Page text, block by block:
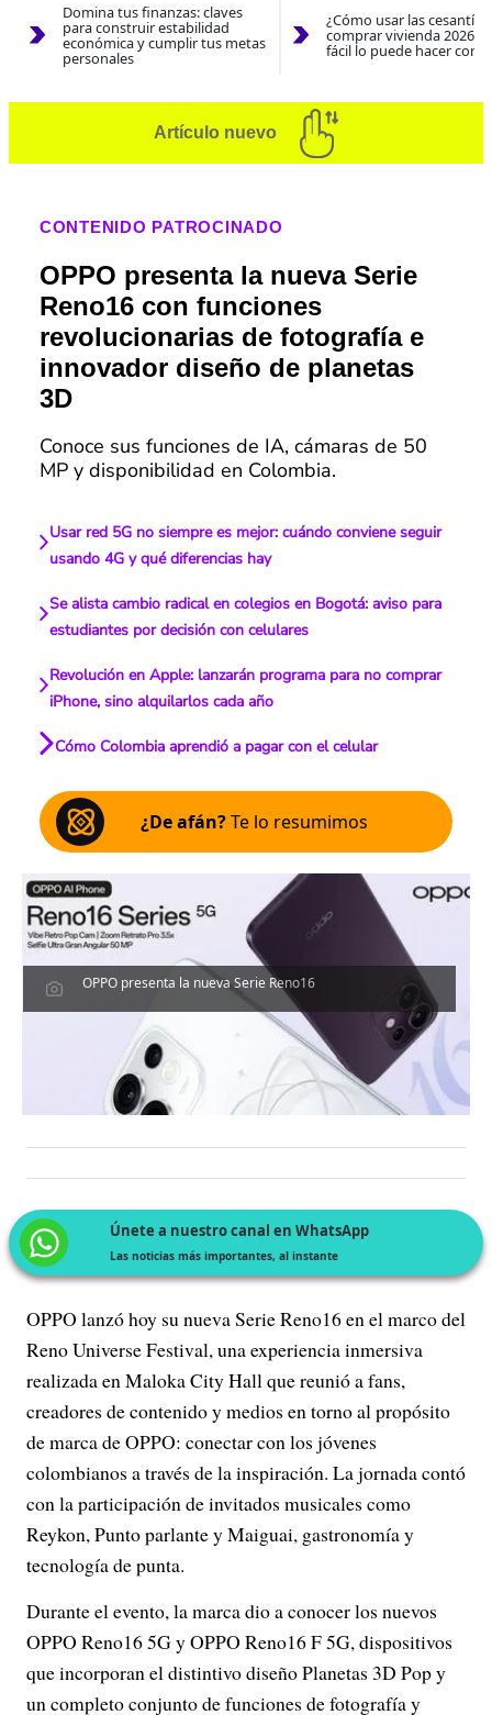
Domina tus finanzas: claves
para construir estabilidad
económica y cumplir tus metas
personales
¿Cómo usar las
comprar vivienda 2026?
fácil lo puede hacer con
Artículo nuevo
CONTENIDO PATROCINADO
OPPO presenta la nueva Serie
Reno16 con funciones
revolucionarias de fotografía e
innovador diseño de planetas
3D
Conoce sus funciones de IA, cámaras de 50
MP y disponibilidad en Colombia.
Usar red 5G no siempre es mejor: cuándo conviene seguir
usando 4G y qué diferencias hay
Se alista cambio radical en colegios en Bogotá: aviso para
estudiantes por decisión con celulares
Revolución en Apple: lanzarán programa para no comprar
iPhone, sino alquilarlos cada año
Cómo Colombia aprendió a pagar con el celular
¿De afán?Te lo resumimos
OPPO presenta la nueva Serie Reno16
Únete a nuestro canal en WhatsApp
Las noticias más importantes, al instante
OPPO lanzó hoy su nueva Serie Reno16 en el marco del
Reno Universe Festival, una experiencia inmersiva
realizada en Maloka City Hall que reunió a fans,
creadores de contenido y medios en torno al propósito
de marca de OPPO: conectar con los jóvenes
colombianos a través de la inspiración. La jornada contó
con la participación de invitados musicales como
Reykon, Punto parlante y Maiguai, gastronomía y
tecnología de punta.
Durante el evento, la marca dio a conocer los nuevos
OPPO Reno16 5G y OPPO Reno16 F 5G, dispositivos
que incorporan el distintivo diseño Planetas 3D Pop y
un completo conjunto de funciones de fotografía y